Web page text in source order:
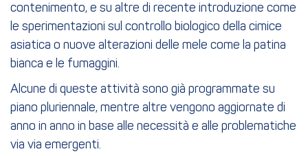
contenimento, e su altre di recente introduzione come
le sperimentazioni sul controllo biologico della cimice
asiatica o nuove alterazioni delle mele come la patina
bianca e le fumaggini.
Alcune di queste attività sono già programmate su
piano pluriennale, mentre altre vengono aggiornate di
anno in anno in base alle necessità e alle problematiche
via via emergenti.